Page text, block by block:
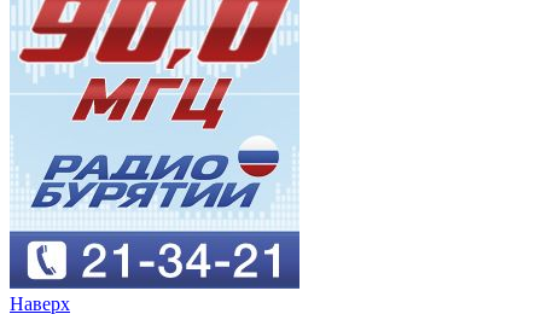
Наверх